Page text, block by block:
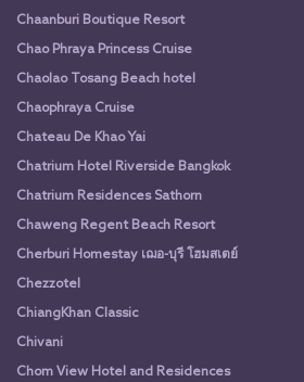
Chaanburi Boutique Resort
Chao Phraya Princess Cruise
Chaolao Tosang Beach hotel
Chaophraya Cruise
Chateau De Khao Yai
Chatrium Hotel Riverside Bangkok
Chatrium Residences Sathorn
Chaweng Regent Beach Resort
Cherburi Homestay เฌอ-บุรี โฮมสเตย์
Chezzotel
ChiangKhan Classic
Chivani
Chom View Hotel and Residences